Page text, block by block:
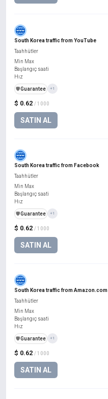
South Korea traffic from YouTube
$ 0.62 / 1000
SATIN AL
Taahhütler
Min Max
Başlangıç saati
Hız
️🛡️Guarantee +1
South Korea traffic from Facebook
$ 0.62 / 1000
SATIN AL
Taahhütler
Min Max
Başlangıç saati
Hız
️🛡️Guarantee +1
South Korea traffic from Amazon.com
$ 0.62 / 1000
SATIN AL
Taahhütler
Min Max
Başlangıç saati
Hız
️🛡️Guarantee +1